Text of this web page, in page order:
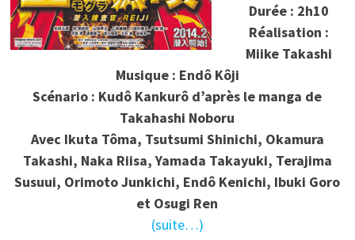
Durée : 2h10
Réalisation :
Miike Takashi
Musique : Endô Kôji
Scénario : Kudô Kankurô d’après le manga de
Takahashi Noboru
Avec Ikuta Tôma, Tsutsumi Shinichi, Okamura
Takashi, Naka Riisa, Yamada Takayuki, Terajima
Susuui, Orimoto Junkichi, Endô Kenichi, Ibuki Goro
et Osugi Ren
(suite…)